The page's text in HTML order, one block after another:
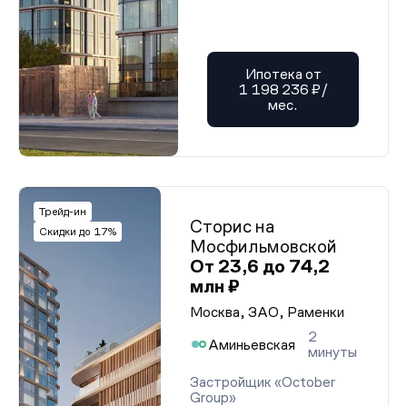
Ипотека от
1 198 236 ₽/
мес.
Трейд-ин
Скидки до 17%
Сторис на
Мосфильмовской
От 23,6 до 74,2
млн ₽
Москва, ЗАО, Раменки
Аминьевская
2
минуты
Застройщик «October
Group»